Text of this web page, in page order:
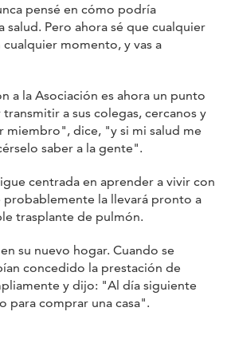
pensé en cómo podría
salud. Pero ahora sé que cualquier
momento, y vas a
a la Asociación es ahora un punto
a sus colegas, cercanos y
miembro", dice, "y si mi salud me
saber a la gente".
centrada en aprender a vivir con
la llevará pronto a
trasplante de pulmón.
su nuevo hogar. Cuando se
concedido la prestación de
y dijo: "Al día siguiente
para comprar una casa".